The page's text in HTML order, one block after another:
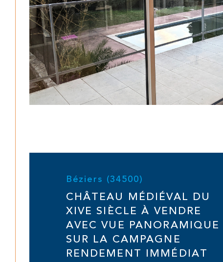
Béziers (34500)
CHÂTEAU MÉDIÉVAL DU
XIVE SIÈCLE À VENDRE
AVEC VUE PANORAMIQUE
SUR LA CAMPAGNE
RENDEMENT IMMÉDIAT